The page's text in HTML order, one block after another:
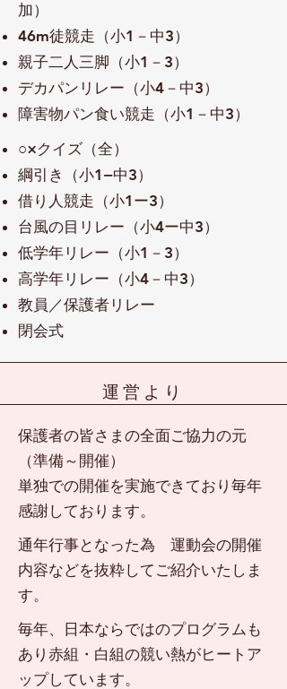
加）
46m徒競走（小1－中3）​​
親子二人三脚（小1－3）​
デカパンリレー（小4－中3）​
障害物パン食い競走（小1－中3）​
○×クイズ（全）​
綱引き（小1−中3）​​
借り人競走（小1ー3）​
台風の目リレー（小4ー中3）​
低学年リレー（小1－3）​
高学年リレー（小4－中3）​
教員／保護者リレー
​閉会式
​運営より
保護者の皆さまの全面ご協力の元
（準備～開催）
単独での開催を実施できており毎年
感謝しております。
通年行事となった為 運動会の開催
内容などを抜粋してご紹介いたしま
す。
毎年、日本ならではのプログラムも
あり赤組・白組の競い熱がヒートア
ップしています。